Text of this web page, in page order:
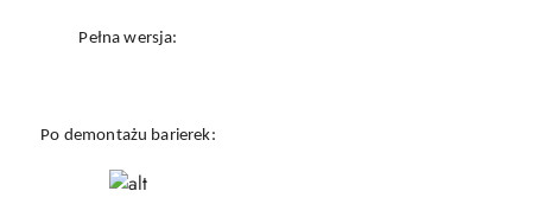
Pełna wersja:
Po demontażu barierek: